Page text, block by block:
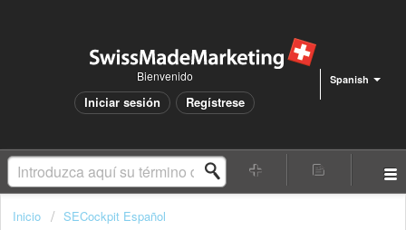
Spanish
Bienvenido
Iniciar sesión Regístrese
Inicio SECockpit Español